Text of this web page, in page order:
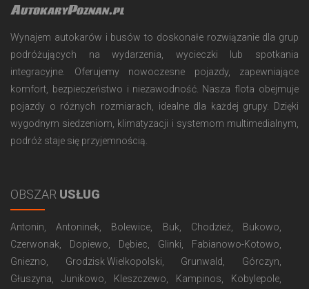
AutokaryPoznan.pl
Wynajem autokarów i busów to doskonałe rozwiązanie dla grup
podróżujących na wydarzenia, wycieczki lub spotkania
integracyjne. Oferujemy nowoczesne pojazdy, zapewniające
komfort, bezpieczeństwo i niezawodność. Nasza flota obejmuje
pojazdy o różnych rozmiarach, idealne dla każdej grupy. Dzięki
wygodnym siedzeniom, klimatyzacji i systemom multimedialnym,
podróż staje się przyjemnością.
OBSZAR USŁUG
Antonin Antoninek Bolewice Buk Chodzież
Bukowo
Czerwonak
Dopiewo Dębiec Glinki
Fabianowo-Kotowo
Gniezno
Grodzisk Wielkopolski Grunwald
Górczyn
Głuszyna
Junikowo Kleszczewo Kampinos
Kobylepole